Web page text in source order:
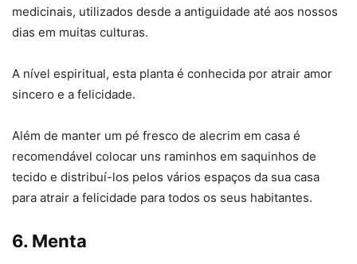
medicinais, utilizados desde a antiguidade até aos nossos
dias em muitas culturas.
A nível espiritual, esta planta é conhecida por atrair amor
sincero e a felicidade.
Além de manter um pé fresco de alecrim em casa é
recomendável colocar uns raminhos em saquinhos de
tecido e distribuí-los pelos vários espaços da sua casa
para atrair a felicidade para todos os seus habitantes.
6. Menta